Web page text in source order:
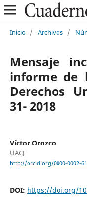
Inicio / Archivos /
Mensaje
informe de
Derechos
31- 2018
Víctor Orozco
UACJ
http://orcid.org/0000-0002-
DOI: https://doi.org/